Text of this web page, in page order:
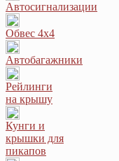
Автосигнализации
Обвес 4х4
Автобагажники
Рейлинги
на крышу
Кунги и
крышки для
пикапов